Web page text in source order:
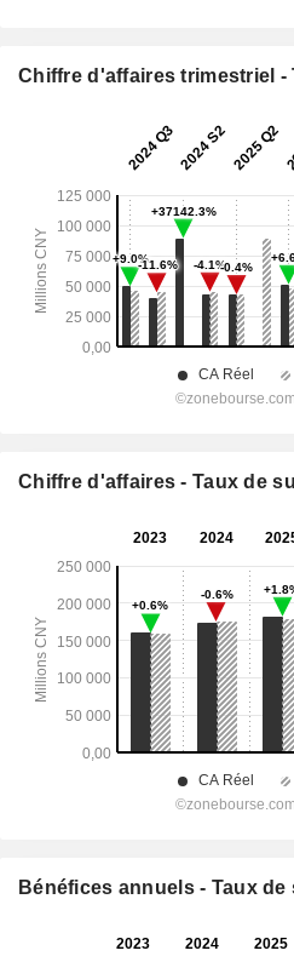
Chiffre d'affaires trimestriel -
Chiffre d'affaires - Taux de
Bénéfices annuels - Taux